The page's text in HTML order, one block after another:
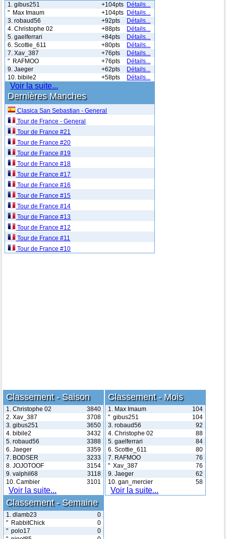
1. gibus251 Détails...
+104pts
" Max Imaum
Détails...
+104pts
3. robaud56
Détails...
+92pts
4. Christophe 02
Détails...
+88pts
5. gaelferrari
Détails...
+84pts
6. Scottie_611
Détails...
+80pts
7. Xav_387
Détails...
+76pts
" RAFMOO
Détails...
+76pts
9. Jaeger
Détails...
+62pts
10. bibile2
Détails...
+58pts
Voir la suite...
Dernières Manches
Clasica San Sebastian - General
Tour de France - General
Tour de France #21
Tour de France #20
Tour de France #19
Tour de France #18
Tour de France #17
Tour de France #16
Tour de France #15
Tour de France #14
Tour de France #13
Tour de France #12
Tour de France #11
Tour de France #10
Classement - Saison
1. Christophe 02
3840
2. Xav_387
3708
3. gibus251
3650
4. bibile2
3432
5. robaud56
3388
6. Jaeger
3359
7. BODSER
3233
8. JOJOTOOF
3154
9. valphil68
3118
10. Cambier
3101
Voir la suite...
Classement - Mois
1. Max Imaum
104
" gibus251
104
3. robaud56
92
4. Christophe 02
88
5. gaelferrari
84
6. Scottie_611
80
7. RAFMOO
76
" Xav_387
76
9. Jaeger
62
10. gan_mercier
58
Voir la suite...
Classement - Semaine
1. dlamb23
0
" RabbitChick
0
" polo17
0